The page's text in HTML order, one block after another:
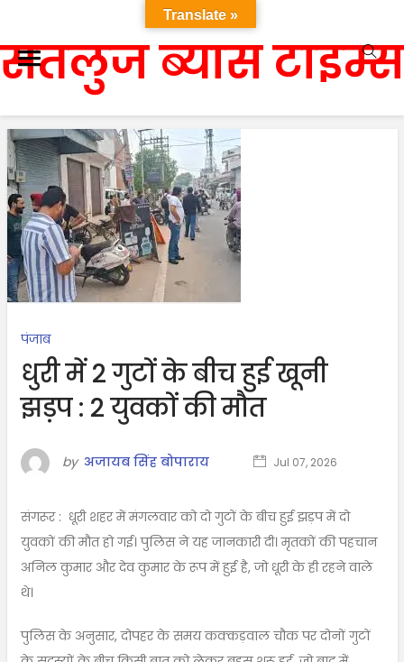
सतलुज ब्यास टाइम्स
पंजाब
धुरी में 2 गुटों के बीच हुई खूनी
झड़प : 2 युवकों की मौत
by अजायब सिंह बोपाराय Jul 07, 2026
संगरूर : धूरी शहर में मंगलवार को दो गुटों के बीच हुई झड़प में दो
युवकों की मौत हो गई। पुलिस ने यह जानकारी दी। मृतकों की पहचान
अनिल कुमार और देव कुमार के रूप में हुई है, जो धूरी के ही रहने वाले
थे।
पुलिस के अनुसार, दोपहर के समय कक्कड़वाल चौक पर दोनों गुटों
Translate »